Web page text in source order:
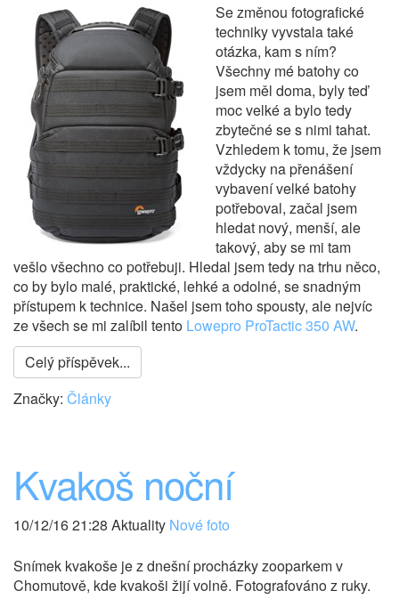
Se změnou fotografické
techniky vyvstala také
otázka, kam s ním?
Všechny mé batohy co
jsem měl doma, byly teď
moc velké a bylo tedy
zbytečné se s nimi tahat.
Vzhledem k tomu, že jsem
vždycky na přenášení
vybavení velké batohy
potřeboval, začal jsem
hledat nový, menší, ale
takový, aby se mi tam
vešlo všechno co potřebuji. Hledal jsem tedy na trhu něco,
co by bylo malé, praktické, lehké a odolné, se snadným
přístupem k technice. Našel jsem toho spousty, ale nejvíc
ze všech se mi zalíbil tento Lowepro ProTactic 350 AW.
Celý příspěvek...
Značky: Články
Kvakoš noční
10/12/16 21:28 Aktuality Nové foto
Snímek kvakoše je z dnešní procházky zooparkem v
Chomutově, kde kvakoši žijí volně. Fotografováno z ruky.